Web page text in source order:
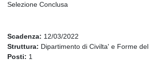
Selezione Conclusa
Scadenza: 12/03/2022
Struttura: Dipartimento di Civilta' e Forme
Posti: 1